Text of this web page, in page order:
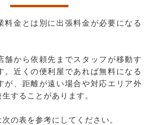
料金とは別に出張料金が必要になる
舗から依頼先までスタッフが移動す
。近くの便利屋であれば無料になる
が、距離が遠い場合や対応エリア外
することがあります。
の表を参考にしてください。